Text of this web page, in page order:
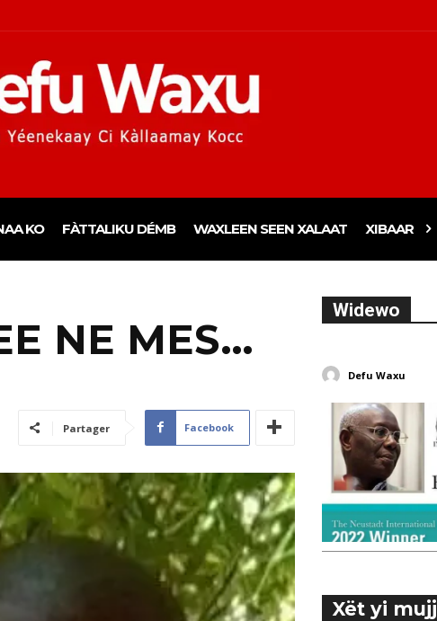
KO FÀTTALIKU DÉMB WAXLEEN SEEN XALAAT XIBAAR
NE MES…
Partager Facebook
Widewo
Defu Waxu
Xët yi mujj